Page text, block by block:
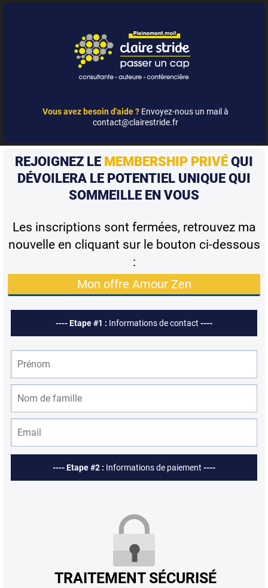
Vous avez besoin d'aide ? Envoyez-nous un mail à
contact@clairestride.fr
REJOIGNEZ LE MEMBERSHIP PRIVÉ QUI
DÉVOILERA LE POTENTIEL UNIQUE QUI
SOMMEILLE EN VOUS
Les inscriptions sont fermées, retrouvez ma
nouvelle en cliquant sur le bouton ci-dessous
:
Mon offre Amour Zen
---- Etape #1 : Informations de contact ----
---- Etape #2 : Informations de paiement ----
TRAITEMENT SÉCURISÉ